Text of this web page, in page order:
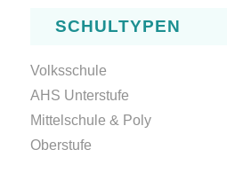
SCHULTYPEN
Volksschule
AHS Unterstufe
Mittelschule & Poly
Oberstufe